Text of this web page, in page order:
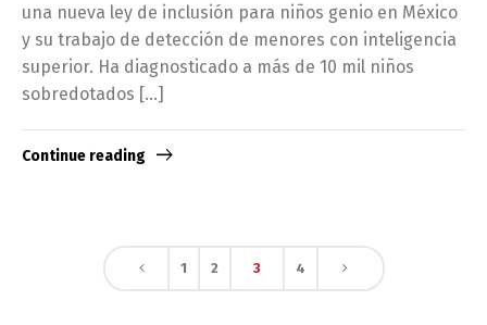
una nueva ley de inclusión para niños genio en México
y su trabajo de detección de menores con inteligencia
superior. Ha diagnosticado a más de 10 mil niños
sobredotados […]
Continue reading
1 2 3 4